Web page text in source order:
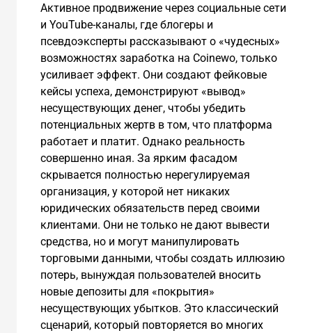
Активное продвижение через социальные сети
и YouTube-каналы, где блогеры и
псевдоэксперты рассказывают о «чудесных»
возможностях заработка на Coinewo, только
усиливает эффект. Они создают фейковые
кейсы успеха, демонстрируют «вывод»
несуществующих денег, чтобы убедить
потенциальных жертв в том, что платформа
работает и платит. Однако реальность
совершенно иная. За ярким фасадом
скрывается полностью нерегулируемая
организация, у которой нет никаких
юридических обязательств перед своими
клиентами. Они не только не дают вывести
средства, но и могут манипулировать
торговыми данными, чтобы создать иллюзию
потерь, вынуждая пользователей вносить
новые депозиты для «покрытия»
несуществующих убытков. Это классический
сценарий, который повторяется во многих